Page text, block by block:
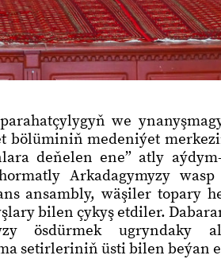
we
bölüminiň medeniýet
deňelen ene” atly
Arkadagymyzy
ansambly, wäşiler topary
bilen çykyş etdiler.
ösdürmek
setirleriniň üsti bilen beýan